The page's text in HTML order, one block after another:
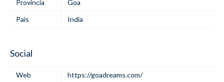
Provincia
Goa
Pais
India
Social
Web https://goadreams.com/